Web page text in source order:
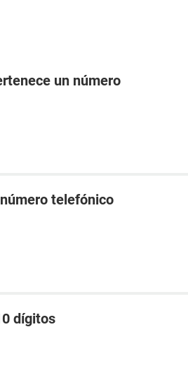
un número
telefónico
dígitos